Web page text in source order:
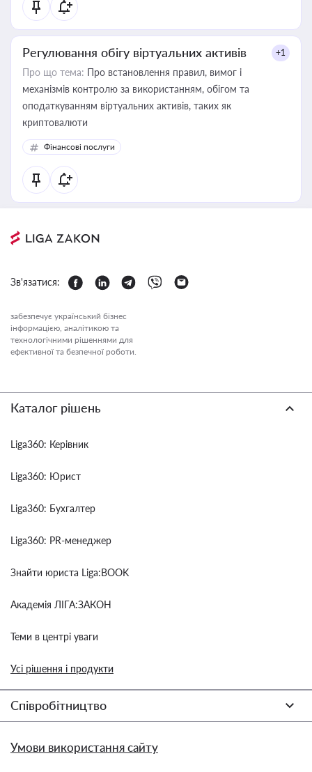
Регулювання обігу віртуальних активів +1
Про що тема: Про встановлення правил, вимог і
механізмів контролю за використанням, обігом та
оподаткуванням віртуальних активів, таких як
криптовалюти
Фінансові послуги
Зв'язатися:
забезпечує український бізнес
інформацією, аналітикою та
технологічними рішеннями для
ефективної та безпечної роботи.
Каталог рішень
Liga360: Керівник
Liga360: Юрист
Liga360: Бухгалтер
Liga360: PR-менеджер
Знайти юриста Liga:BOOK
Академія ЛІГА:ЗАКОН
Теми в центрі уваги
Усі рішення і продукти
Співробітництво
Умови використання сайту